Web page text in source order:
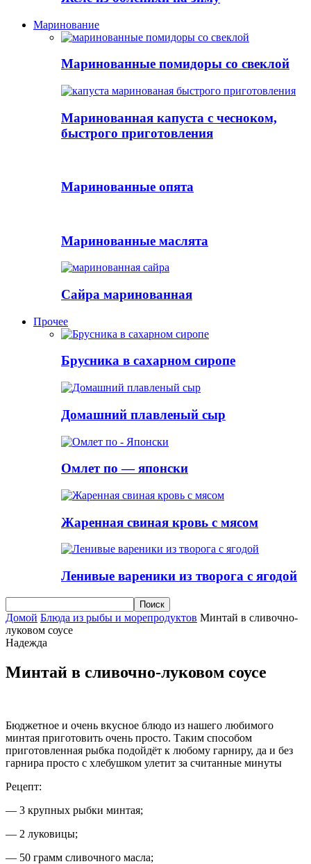
Маринование
Маринованные помидоры со свеклой
Маринованная капуста с чесноком,
быстрого приготовления
Маринованные опята
Маринованные маслята
Сайра маринованная
Прочее
Брусника в сахарном сиропе
Домашний плавленый сыр
Омлет по — японски
Жаренная свиная кровь с мясом
Ленивые вареники из творога с ягодой
Домой Блюда из рыбы и морепродуктов Минтай в сливочно-
луковом соусе
Надежда
Минтай в сливочно-луковом соусе
Бюджетное и очень вкусное блюдо из нашего любимого
минтая приготовить очень просто. Таким способом
приготовленная рыбка подойдёт к любому гарниру, да и без
гарнира просто с хлебушком улетит за считанные минуты
Рецепт:
— 3 крупных рыбки минтая;
— 2 луковицы;
— 50 грамм сливочного масла;